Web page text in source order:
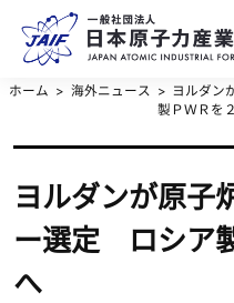
ホーム 海外ニュース
ヨルダン
製ＰＷＲを
ヨルダンが原子
ー選定 ロシア
へ